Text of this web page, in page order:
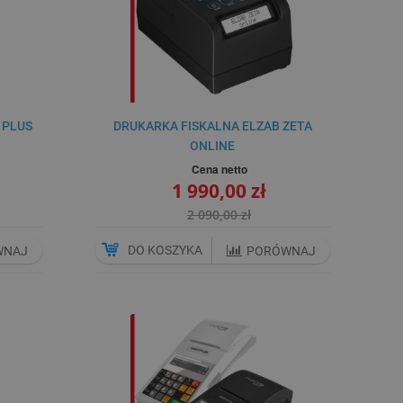
DRUKARKA FISKALNA ELZAB ZETA
ONLINE
Cena netto
1 990,00 zł
2 090,00 zł
DO KOSZYKA PORÓWNAJ